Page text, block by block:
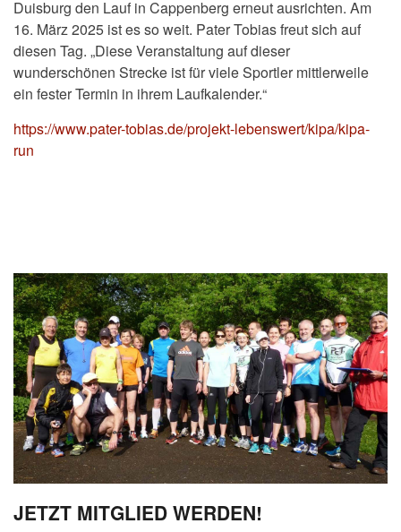
Duisburg den Lauf in Cappenberg erneut ausrichten. Am
16. März 2025 ist es so weit. Pater Tobias freut sich auf
diesen Tag. „Diese Veranstaltung auf dieser
wunderschönen Strecke ist für viele Sportler mittlerweile
ein fester Termin in ihrem Laufkalender.“
https://www.pater-tobias.de/projekt-lebenswert/kipa/kipa-
run
JETZT MITGLIED WERDEN!